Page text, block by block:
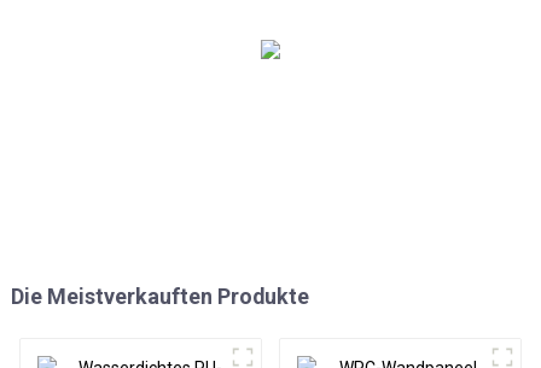
Die Meistverkauften Produkte